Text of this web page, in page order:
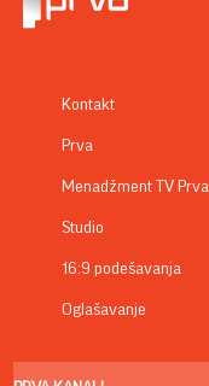
Kontakt
Prva
Menadžment TV Prva
Studio
16:9 podešavanja
Oglašavanje